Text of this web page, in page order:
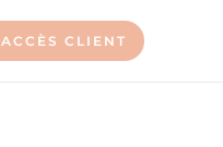
ACCÈS CLIENT